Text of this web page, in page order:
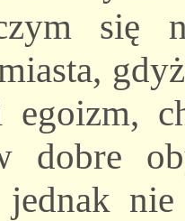
się
egoizm,
dobre
jednak